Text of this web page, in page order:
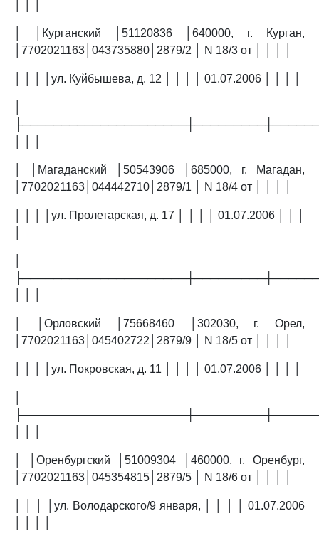
│ │Курганский │51120836 │640000, г. Курган,
│7702021163│043735880│2879/2 │ N 18/3 от │ │ │ │
│ │ │ │ул. Куйбышева, д. 12 │ │ │ │ 01.07.2006 │ │ │ │
│ │Магаданский │50543906 │685000, г. Магадан,
│7702021163│044442710│2879/1 │ N 18/4 от │ │ │ │
│ │ │ │ул. Пролетарская, д. 17 │ │ │ │ 01.07.2006 │ │ │
│ │Орловский │75668460 │302030, г. Орел,
│7702021163│045402722│2879/9 │ N 18/5 от │ │ │ │
│ │ │ │ул. Покровская, д. 11 │ │ │ │ 01.07.2006 │ │ │ │
│ │Оренбургский │51009304 │460000, г. Оренбург,
│7702021163│045354815│2879/5 │ N 18/6 от │ │ │ │
│ │ │ │ул. Володарского/9 января, │ │ │ │ 01.07.2006